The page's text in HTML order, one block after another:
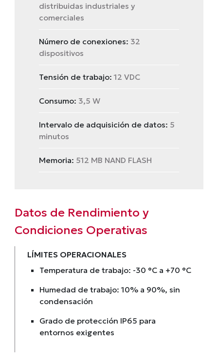
distribuidas industriales y
comerciales
Número de conexiones: 32
dispositivos
Tensión de trabajo: 12 VDC
Consumo: 3,5 W
Intervalo de adquisición de datos: 5
minutos
Memoria: 512 MB NAND FLASH
Datos de Rendimiento y
Condiciones Operativas
LÍMITES OPERACIONALES
Temperatura de trabajo: -30 °C a +70 °C
Humedad de trabajo: 10% a 90%, sin
condensación
Grado de protección IP65 para
entornos exigentes